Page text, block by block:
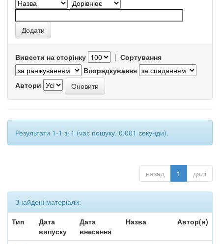
Вивести на сторінку | Сортування
Впорядкування
Автори
Результати 1-1 зі 1 (час пошуку: 0.001 секунди).
назад 1 далі
Знайдені матеріали:
Тип
Дата
випуску
Дата
внесення
Назва Автор(и)